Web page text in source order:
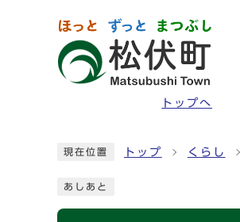
トップへ
現在位置 トップ くらし
あしあと